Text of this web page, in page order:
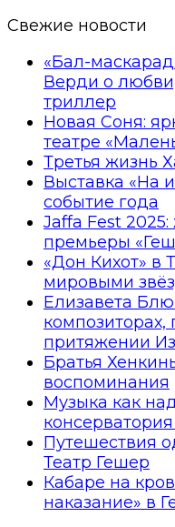
Свежие новости
«Бал-
Верди о
триллер
Новая Соня:
театре
Третья жизнь
Выставка «На
событие года
Jaffa Fest
премьеры
«Дон Кихот» в
мировыми
Елизавета
притяжении
Братья
воспоминания
Музыка как
Путешествия
Театр Гешер
Кабаре на
наказание» в